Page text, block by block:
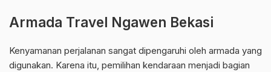
Armada Travel Ngawen Bekasi
Kenyamanan perjalanan sangat dipengaruhi oleh armada yang
digunakan. Karena itu, pemilihan kendaraan menjadi bagian